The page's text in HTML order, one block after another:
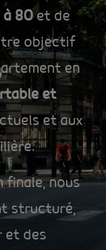
à 80et de
objectif
en
et
et aux
finale, nous
structuré,
et des